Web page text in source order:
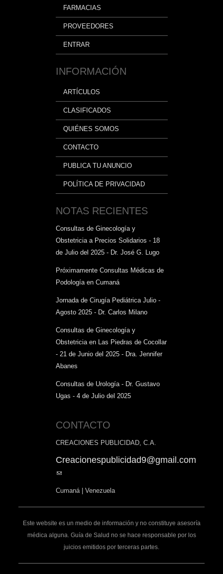
FARMACIAS
PROVEEDORES
ENTRAR
INFORMACIÓN
ARTÍCULOS
CLASIFICADOS
QUIÉNES SOMOS
CONTACTO
PUBLICA TU ANUNCIO
POLÍTICA DE PRIVACIDAD
NOTAS RECIENTES
Consultas de Ginecología y
Obstetricia a Precios Solidarios - 18
de Julio del 2025 - Dr. José G. Lugo
Próximamente Consultas Médicas de
Podología en Cumaná
Jornada de Cirugía Pediátrica Julio -
Agosto 2025 - Dr. Carlos Milano
Consultas de Ginecología y
Obstetricia en Las Piedras de Cocollar
- 21 de Junio del 2025 - Dra. Jennifer
Abanes
Consultas de Urología - Dr. Gustavo
Ugas - 4 de Julio del 2025
CONTACTO
CREACIONES PUBLICIDAD, C.A.
Creacionespublicidad9@gmail.com
(link
mail)
Cumaná | Venezuela
Este website es un medio de información y no constituye asesoría
médica alguna. Guía de Salud no se hace responsable por los
juicios emitidos por terceras partes.